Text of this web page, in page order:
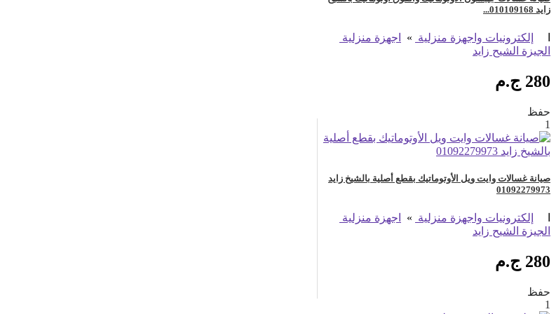
زايد 010109168...
إلكترونيات واجهزة منزلية »
اجهزة منزلية
الجيزة الشيح زايد
280 ج.م
حفظ
1
صيانة غسالات وايت ويل الأوتوماتيك بقطع أصلية بالشيخ زايد
01092279973
إلكترونيات واجهزة منزلية »
اجهزة منزلية
الجيزة الشيح زايد
280 ج.م
حفظ
1